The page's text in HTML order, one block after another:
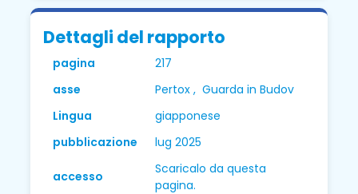
Dettagli del rapporto
pagina
217
asse
Pertox , Guarda in Budov
Lingua
giapponese
pubblicazione
lug 2025
accesso
Scaricalo da questa
pagina.